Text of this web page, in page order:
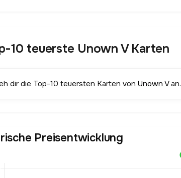
10 teuerste Unown V Karten
dir die Top-10 teuersten Karten von Unown Van.
Preisentwicklung